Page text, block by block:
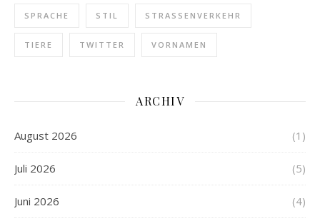
SPRACHE STIL STRASSENVERKEHR
TIERE TWITTER VORNAMEN
ARCHIV
August 2026 (1)
Juli 2026 (5)
Juni 2026 (4)